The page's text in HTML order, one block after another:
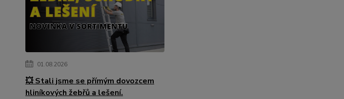
01.08.2026
💥 Stali jsme se přímým dovozcem
hliníkových žebřů a lešení.